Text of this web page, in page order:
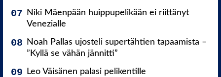
Niki Mäenpään huippupelikään ei riittänyt
Venezialle
Noah Pallas ujosteli supertähtien tapaamista –
”Kyllä se vähän jännitti”
Leo Väisänen palasi pelikentille